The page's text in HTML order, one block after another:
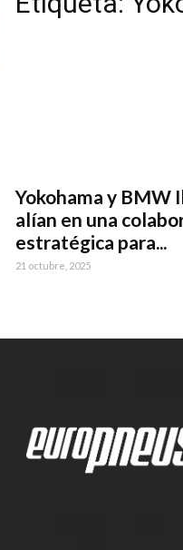
Yokohama y BMW
alían en una
estratégica para...
21 octubre, 2025